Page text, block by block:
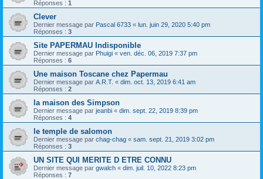
Réponses : 1
Clever
Dernier message par Pascal 6733 « lun. juin 29, 2020 5:40 pm
Réponses : 3
Site PAPERMAU Indisponible
Dernier message par Phuigi « ven. déc. 06, 2019 7:37 pm
Réponses : 6
Une maison Toscane chez Papermau
Dernier message par A.R.T. « dim. oct. 13, 2019 6:41 am
Réponses : 2
la maison des Simpson
Dernier message par jeanbi « dim. sept. 22, 2019 8:39 pm
Réponses : 4
le temple de salomon
Dernier message par chag-chag « sam. sept. 21, 2019 3:02 pm
Réponses : 3
UN SITE QUI MERITE D ETRE CONNU
Dernier message par gwalch « dim. juil. 10, 2022 8:23 pm
Réponses : 7